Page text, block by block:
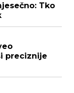
Tko
preciznije